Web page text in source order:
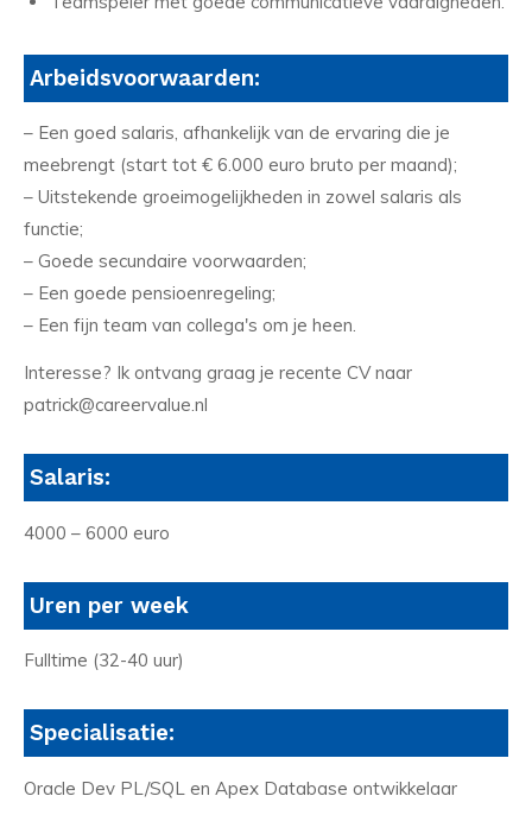
Arbeidsvoorwaarden:
– Een goed salaris, afhankelijk van de ervaring die je
meebrengt (start tot € 6.000 euro bruto per maand);
– Uitstekende groeimogelijkheden in zowel salaris als
functie;
– Goede secundaire voorwaarden;
– Een goede pensioenregeling;
– Een fijn team van collega's om je heen.
Interesse? Ik ontvang graag je recente CV naar
patrick@careervalue.nl
Salaris:
4000 – 6000 euro
Uren per week
Fulltime (32-40 uur)
Specialisatie:
Oracle Dev PL/SQL en Apex Database ontwikkelaar